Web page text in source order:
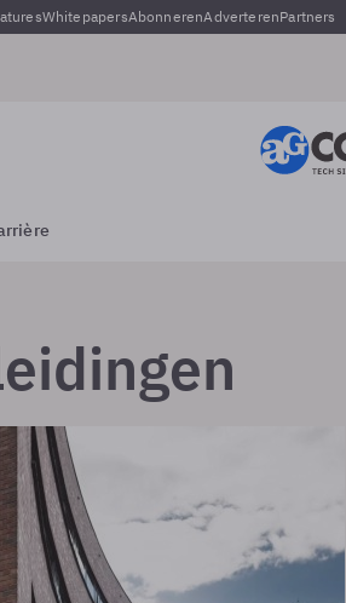
WhitepapersAbonnerenAdverterenPartners